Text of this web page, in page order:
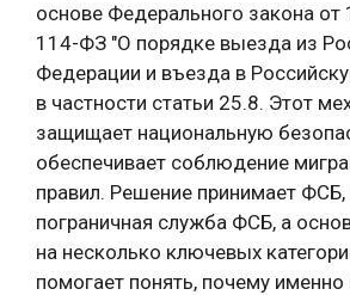
основе Федерального закона
114-ФЗ "О порядке выезда из
Федерации и въезда в
в частности статьи 25.8. Этот
защищает национальную
обеспечивает соблюдение
правил. Решение принимает
пограничная служба ФСБ, а
на несколько ключевых
помогает понять, почему